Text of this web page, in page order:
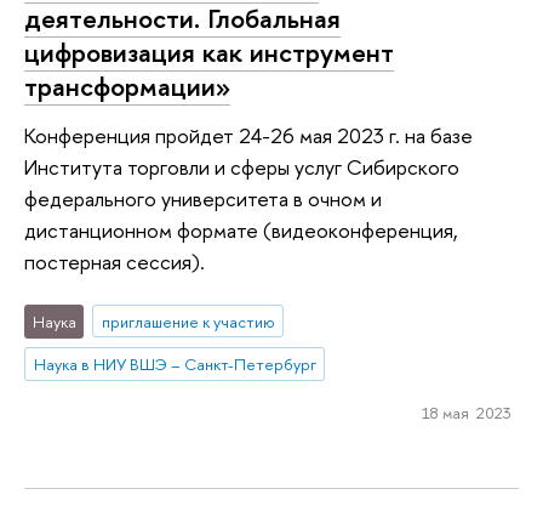
деятельности. Глобальная
цифровизация как инструмент
трансформации»
Конференция пройдет 24-26 мая 2023 г. на базе
Института торговли и сферы услуг Сибирского
федерального университета в очном и
дистанционном формате (видеоконференция,
постерная сессия).
Наука
приглашение к участию
Наука в НИУ ВШЭ – Санкт-Петербург
18 мая 2023